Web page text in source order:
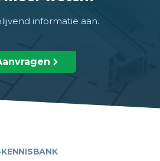
informatie aan.